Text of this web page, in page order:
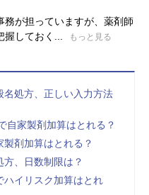
務が担っていますが、薬剤師
握しておく...
もっと見る
名処方、正しい入力方法
自家製剤加算はとれる？
剤加算はとれる？
、日数制限は？
ハイリスク加算はとれ